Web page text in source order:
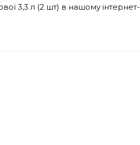
3,3 л (2 шт) в нашому інтернет-